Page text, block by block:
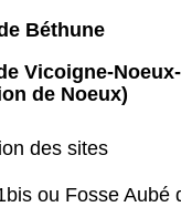
Béthune
Vicoigne-
de Noeux)
des sites
ou Fosse Aubé